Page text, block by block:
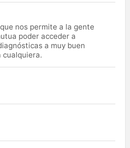
nos permite a la gente
poder acceder a
a muy buen
cualquiera.